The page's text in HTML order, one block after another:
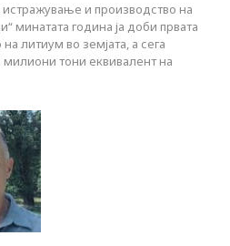
истражување и производство на
минатата година ја доби првата
литиум во земјата, а сега
тони еквивалент на